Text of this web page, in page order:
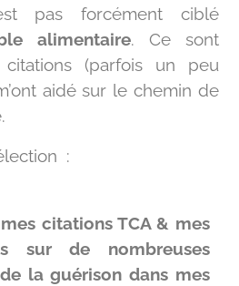
pas forcément ciblé
alimentaire. Ce sont
(parfois un peu
aidé sur le chemin de
:
citations TCA & mes
sur de nombreuses
la guérison dans mes